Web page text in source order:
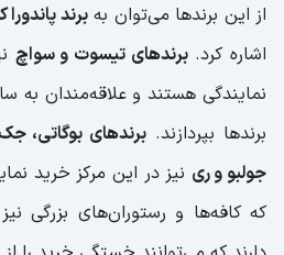
از این برند‌ها می‌توان بهبرند
اشاره کرد.برند‌های تیسوت و سواچ
نمایندگی هستند و علاقه‌مندان به
برندها بپردازند. برندهای بوگاتی،
جولبو و ری نیز در این مرکز خرید
که کافه‌ها و رستوران‌های بزرگی